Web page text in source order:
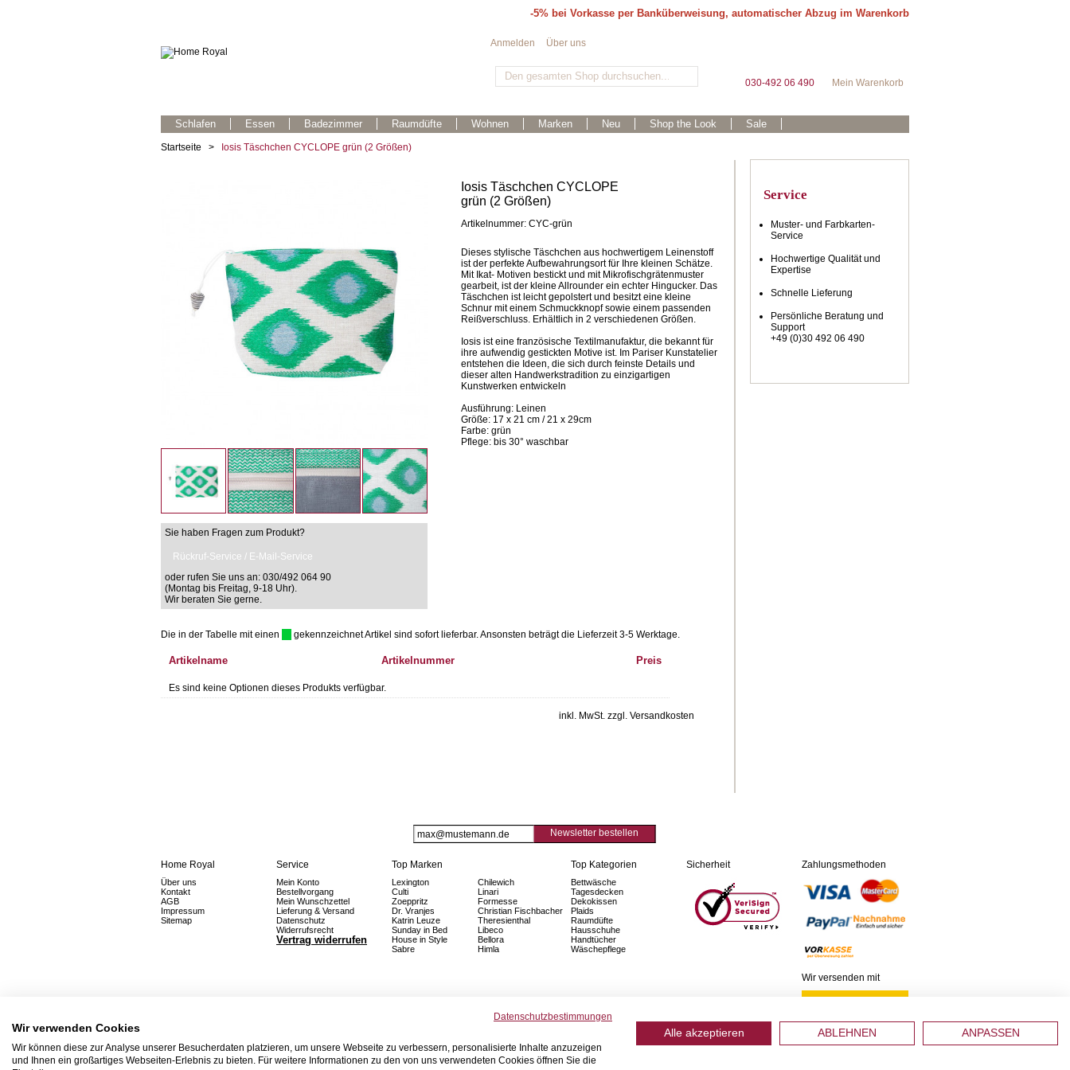
-5% bei Vorkasse per Banküberweisung, automatischer Abzug im Warenkorb
Mein Warenkorb
030-492 06 490
Schlafen Essen Badezimmer Raumdüfte Wohnen Marken Neu Shop the Look Sale
Anmelden Über uns
Startseite > Iosis Täschchen CYCLOPE grün (2 Größen)
Sie haben Fragen zum Produkt?
Rückruf-Service / E-Mail-Service
oder rufen Sie uns an: 030/492 064 90
(Montag bis Freitag, 9-18 Uhr).
Wir beraten Sie gerne.
Iosis Täschchen CYCLOPE
grün (2 Größen)
Artikelnummer: CYC-grün
Dieses stylische Täschchen aus hochwertigem Leinenstoff
ist der perfekte Aufbewahrungsort für Ihre kleinen Schätze.
Mit Ikat- Motiven bestickt und mit Mikrofischgrätenmuster
gearbeit, ist der kleine Allrounder ein echter Hingucker. Das
Täschchen ist leicht gepolstert und besitzt eine kleine
Schnur mit einem Schmuckknopf sowie einem passenden
Reißverschluss. Erhältlich in 2 verschiedenen Größen.
Iosis ist eine französische Textilmanufaktur, die bekannt für
ihre aufwendig gestickten Motive ist. Im Pariser Kunstatelier
entstehen die Ideen, die sich durch feinste Details und
dieser alten Handwerkstradition zu einzigartigen
Kunstwerken entwickeln
Ausführung: Leinen
Größe: 17 x 21 cm / 21 x 29cm
Farbe: grün
Pflege: bis 30° waschbar
Die in der Tabelle mit einen gekennzeichnet Artikel sind sofort lieferbar.Ansonsten beträgt die Lieferzeit 3-5 Werktage.
Artikelname Artikelnummer Preis
Es sind keine Optionen dieses Produkts verfügbar.
inkl. MwSt. zzgl. Versandkosten
Service
Muster- und Farbkarten-
Service
Hochwertige Qualität und
Expertise
Schnelle Lieferung
Persönliche Beratung und
Support
+49 (0)30 492 06 490
Newsletter bestellen
Home Royal
Über uns
Kontakt
AGB
Impressum
Sitemap
Service
Mein Konto
Bestellvorgang
Mein Wunschzettel
Lieferung & Versand
Datenschutz
Widerrufsrecht
Vertrag widerrufen
Top Marken
Lexington
Chilewich
Culti
Linari
Zoeppritz
Formesse
Dr. Vranjes
Christian Fischbacher
Katrin Leuze
Theresienthal
Sunday in Bed
Libeco
House in Style
Bellora
Sabre
Himla
Top Kategorien
Bettwäsche
Tagesdecken
Dekokissen
Plaids
Raumdüfte
Hausschuhe
Handtücher
Wäschepflege
Sicherheit Zahlungsmethoden
Wir versenden mit
Datenschutzbestimmungen
Wir verwenden Cookies
Wir können diese zur Analyse unserer Besucherdaten platzieren, um unsere Webseite zu verbessern, personalisierte Inhalte anzuzeigen
und Ihnen ein großartiges Webseiten-Erlebnis zu bieten. Für weitere Informationen zu den von uns verwendeten Cookies öffnen Sie die
Alle akzeptieren ABLEHNEN ANPASSEN